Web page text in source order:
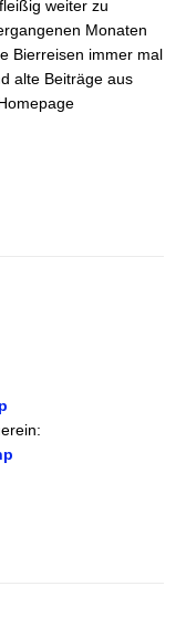
weiter zu
Monaten
Bierreisen immer mal
alte Beiträge aus